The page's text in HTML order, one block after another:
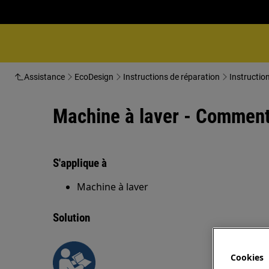
Assistance EcoDesign Instructions de réparation
Machine à laver -
S'applique à
Machine à laver
Solution
Cookies